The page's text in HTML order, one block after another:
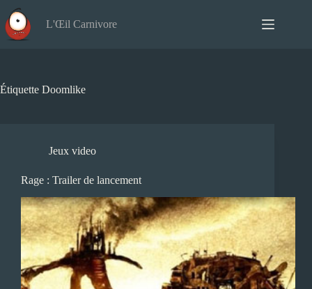
au
contenu
L'Œil Carnivore
Étiquette Doomlike
Jeux video
Rage : Trailer de lancement